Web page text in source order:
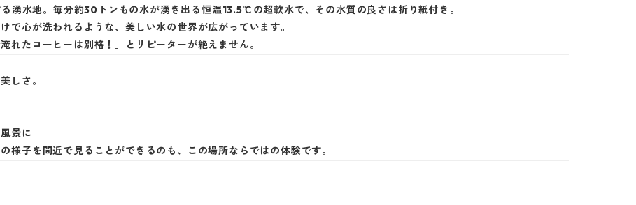
湧水地。毎分約30 トンもの水が湧き出る恒温13.5℃ の超軟水で、その水質の良さは折り紙付き。
で心が洗われるような、美しい水の世界が広がっています。
れたコーヒーは別格！」とリピーターが絶えません。
しさ。
景に
様子を間近で見ることができるのも、この場所ならではの体験です。